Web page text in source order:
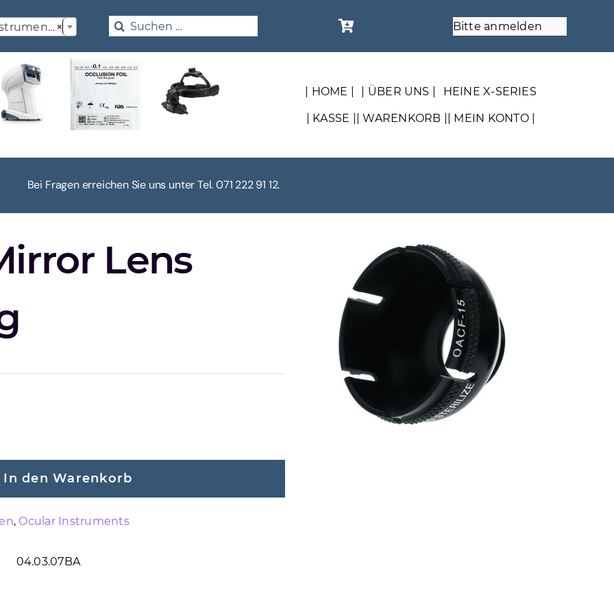
×
Search
Bitte anmelden
| HOME | | ÜBER UNS | HEINE X-SERIES
| KASSE | | WARENKORB | | MEIN KONTO |
Bei Fragen erreichen Sie uns unter Tel. 071 222 91 12.
Lens
In den Warenkorb
, Ocular Instruments
04.03.07BA